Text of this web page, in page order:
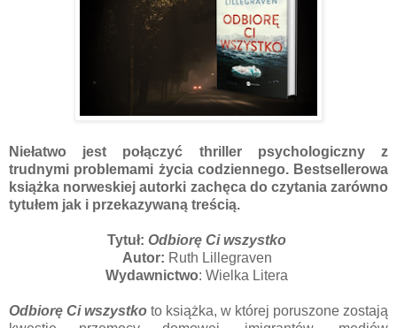
Niełatwo jest połączyć thriller psychologiczny z
trudnymi problemami życia codziennego. Bestsellerowa
książka norweskiej autorki zachęca do czytania zarówno
tytułem jak i przekazywaną treścią.
Tytuł: Odbiorę Ci wszystko
Autor: Ruth Lillegraven
Wydawnictwo: Wielka Litera
Odbiorę Ci wszystko to książka, w której poruszone zostają